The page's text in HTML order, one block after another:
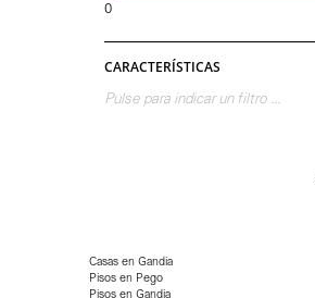
0
CARACTERÍSTICAS
Pulse para indicar un filtro ...
Casas en Gandia
Pisos en Pego